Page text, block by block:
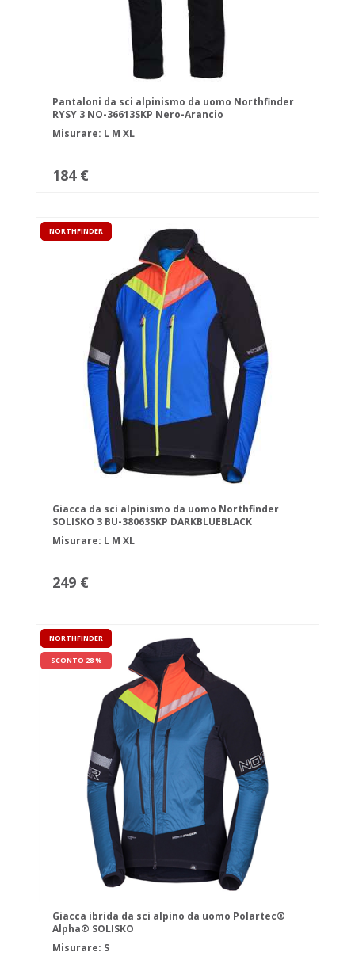
Pantaloni da sci alpinismo da uomo Northfinder
RYSY 3 NO-36613SKP Nero-Arancio
Misurare: L M XL
184 €
NORTHFINDER
Giacca da sci alpinismo da uomo Northfinder
SOLISKO 3 BU-38063SKP DARKBLUEBLACK
Misurare: L M XL
249 €
NORTHFINDER
SCONTO 28 %
Giacca ibrida da sci alpino da uomo Polartec®
Alpha® SOLISKO
Misurare: S